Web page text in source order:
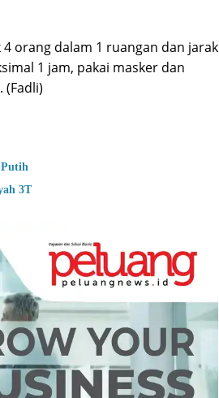
orang dalam 1 ruangan dan jarak
1 jam, pakai masker dan
(Fadli)
Putih
3T